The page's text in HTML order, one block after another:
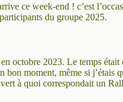
ce week-end ! c’est
du groupe 2025.
octobre 2023. Le temps
bon moment, même si j’étais
à quoi correspondait un